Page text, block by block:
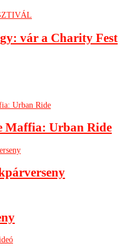
vár a Charity Fest
Maffia: Urban Ride